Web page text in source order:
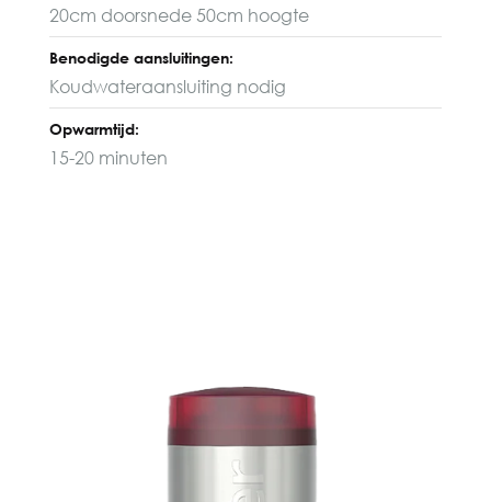
20cm doorsnede 50cm hoogte
Benodigde aansluitingen:
Koudwateraansluiting nodig
Opwarmtijd:
15-20 minuten